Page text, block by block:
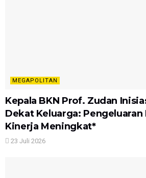
MEGAPOLITAN
Kepala BKN Prof. Zudan
Dekat Keluarga:
Kinerja Meningkat*
23 Juli 2026